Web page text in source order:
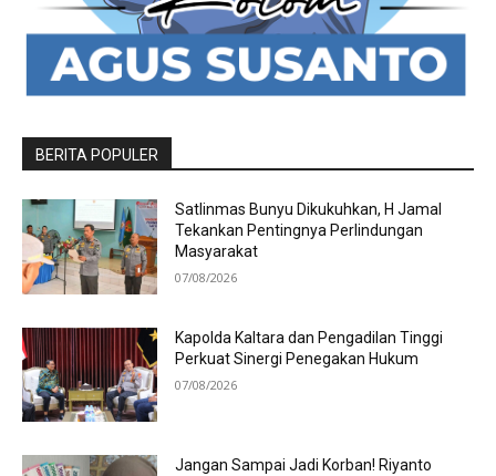
BERITA POPULER
Satlinmas Bunyu Dikukuhkan, H Jamal
Tekankan Pentingnya Perlindungan
Masyarakat
07/08/2026
Kapolda Kaltara dan Pengadilan Tinggi
Perkuat Sinergi Penegakan Hukum
07/08/2026
Jangan Sampai Jadi Korban! Riyanto